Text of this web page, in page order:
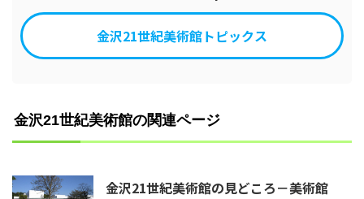
金沢21世紀美術館トピックス
金沢21世紀美術館の関連ページ
金沢21世紀美術館の見どころ－美術館